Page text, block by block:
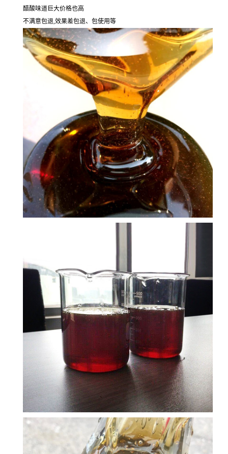
醋酸味道巨大价格也高
不满意包退,效果差包退、包使用等